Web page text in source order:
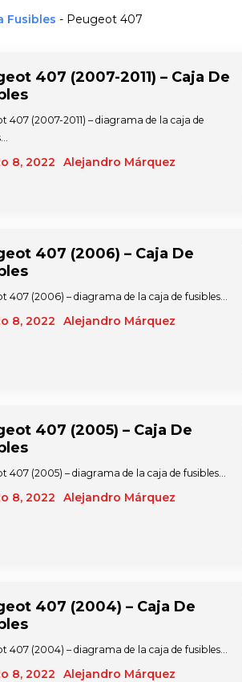
Fusibles - Peugeot 407
407 (2007-2011) – Caja De
8, 2022 Alejandro Márquez
407 (2007-2011) – diagrama de la caja de
407 (2006) – Caja De
8, 2022 Alejandro Márquez
407 (2006) – diagrama de la caja de fusibles…
407 (2005) – Caja De
8, 2022 Alejandro Márquez
407 (2005) – diagrama de la caja de fusibles…
407 (2004) – Caja De
8, 2022 Alejandro Márquez
407 (2004) – diagrama de la caja de fusibles…